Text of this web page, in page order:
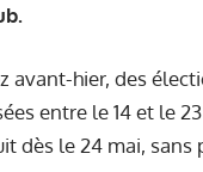
avant-hier, des
entre le 14 et le
dès le 24 mai, sans